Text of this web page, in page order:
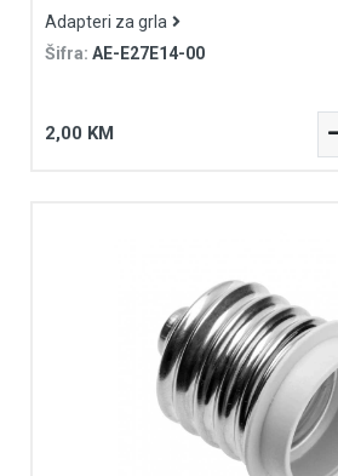
Adapteri za grla
Šifra: AE-E27E14-00
2,00 KM